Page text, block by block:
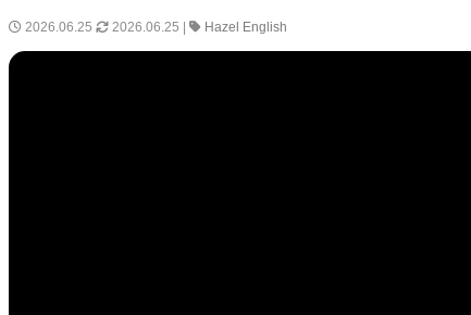
2026.06.25 2026.06.25 | Hazel English